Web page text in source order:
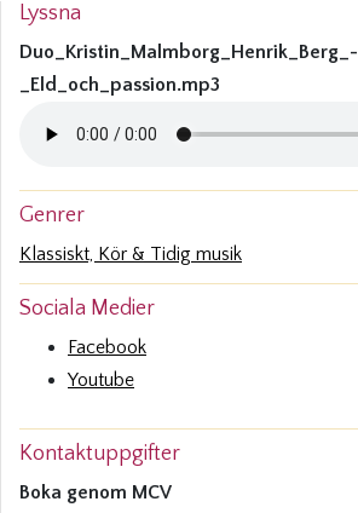
Lyssna
Duo_Kristin_Malmborg_Henrik_Berg_-
_Eld_och_passion.mp3
Genrer
Klassiskt, Kör & Tidig musik
Sociala Medier
Facebook
Youtube
Kontaktuppgifter
Boka genom MCV